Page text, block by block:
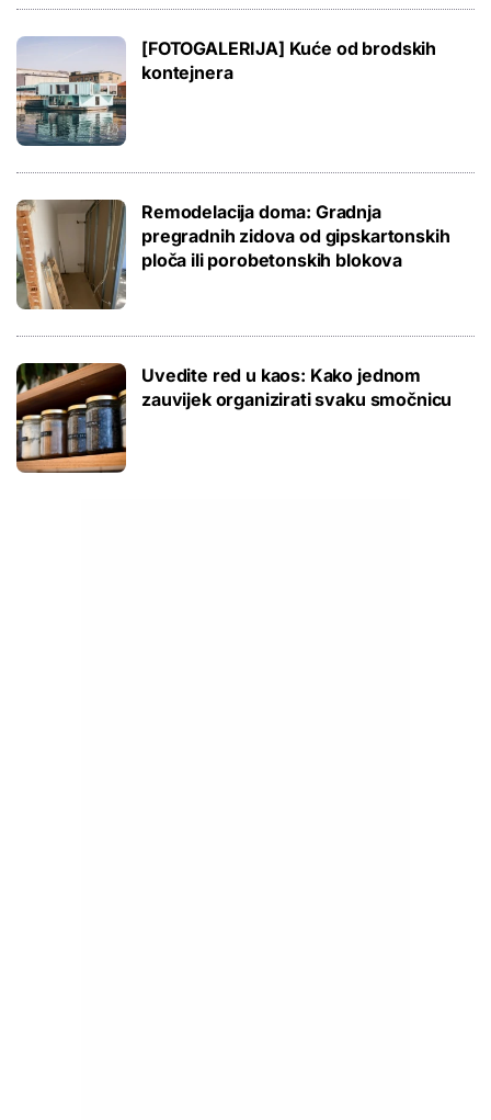
[FOTOGALERIJA] Kuće od brodskih
kontejnera
Remodelacija doma: Gradnja
pregradnih zidova od gipskartonskih
ploča ili porobetonskih blokova
Uvedite red u kaos: Kako jednom
zauvijek organizirati svaku smočnicu